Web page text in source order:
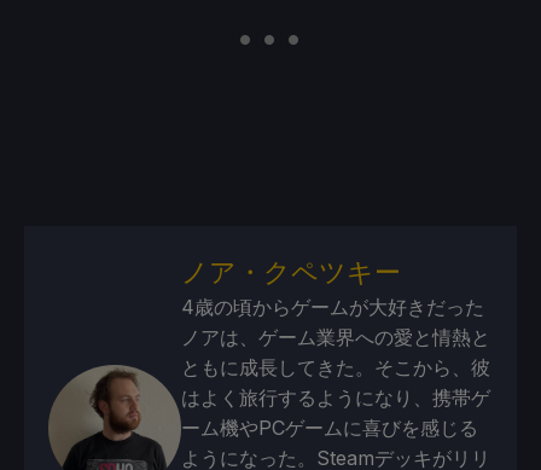
ノア・クペツキー
4歳の頃からゲームが大好きだった
ノアは、ゲーム業界への愛と情熱と
ともに成長してきた。そこから、彼
はよく旅行するようになり、携帯ゲ
ーム機やPCゲームに喜びを感じる
ようになった。Steamデッキがリリ